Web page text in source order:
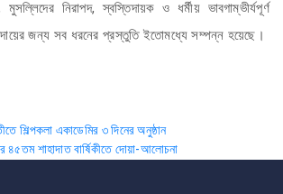
নিরাপদ, স্বস্তিদায়ক ও ধর্মীয় ভাবগাম্ভীর্যপূর্ণ
জন্য সব ধরনের প্রস্তুতি ইতোমধ্যে সম্পন্ন হয়েছে।
শিল্পকলা একাডেমির ৩ দিনের অনুষ্ঠান
৪৫তম শাহাদাত বার্ষিকীতে দোয়া-আলোচনা